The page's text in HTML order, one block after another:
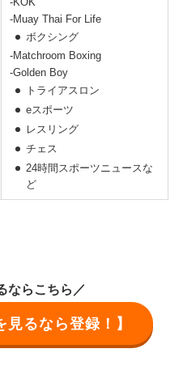
-Muay Thai For Life
ボクシング
-Matchroom Boxing
-Golden Boy
トライアスロン
eスポーツ
レスリング
チェス
24時間スポーツニュースな
ど
ならこちら／
るなら登録！】